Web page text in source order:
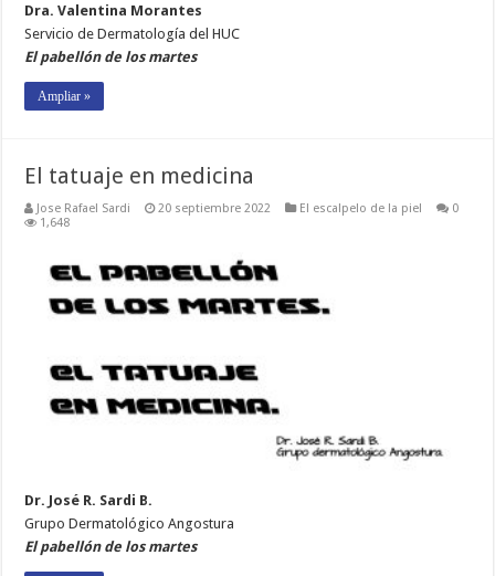
Dra. Valentina Morantes
Servicio de Dermatología del HUC
El pabellón de los martes
Ampliar »
El tatuaje en medicina
Jose Rafael Sardi 20 septiembre 2022 El escalpelo de la piel
0
1,648
Dr. José R. Sardi B.
Grupo Dermatológico Angostura
El pabellón de los martes